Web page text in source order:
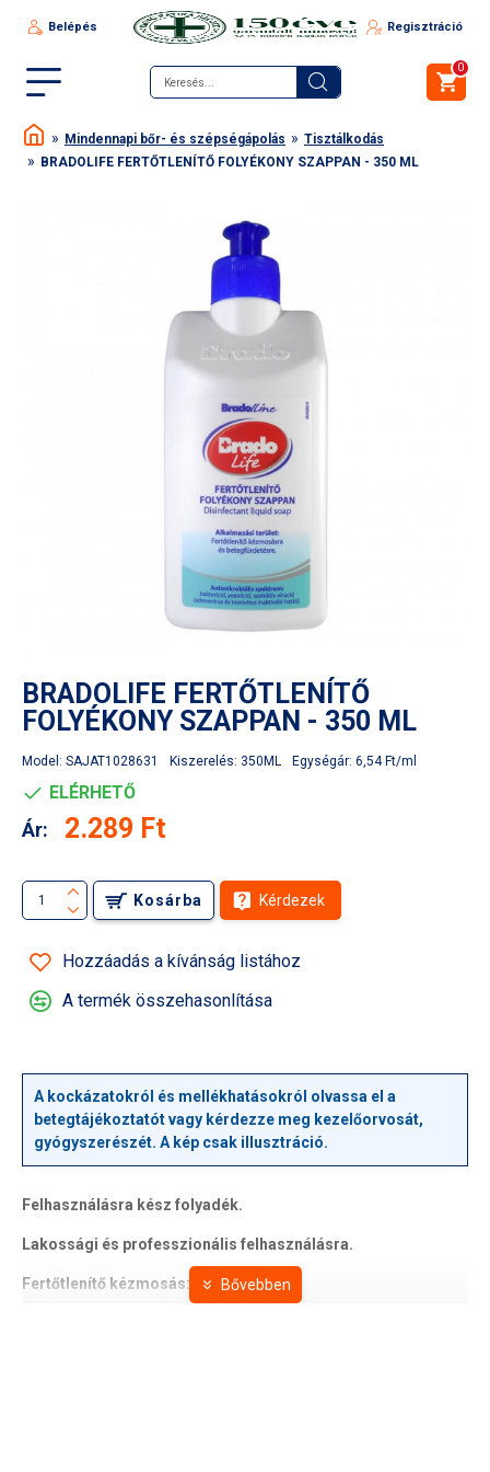
Belépés Regisztráció
0
Mindennapi bőr- és szépségápolás
Tisztálkodás
BRADOLIFE FERTŐTLENÍTŐ FOLYÉKONY SZAPPAN - 350 ML
BRADOLIFE FERTŐTLENÍTŐ
FOLYÉKONY SZAPPAN - 350 ML
Model: SAJAT1028631 Kiszerelés: 350ML Egységár: 6,54 Ft/ml
ELÉRHETŐ
Ár: 2.289 Ft
Kosárba Kérdezek
Hozzáadás a kívánság listához
A termék összehasonlítása
A kockázatokról és mellékhatásokról olvassa el a
betegtájékoztatót vagy kérdezze meg kezelőorvosát,
gyógyszerészét. A kép csak illusztráció.
Felhasználásra kész folyadék.
Lakossági és professzionális felhasználásra.
Fertőtlenítő kézmosás: